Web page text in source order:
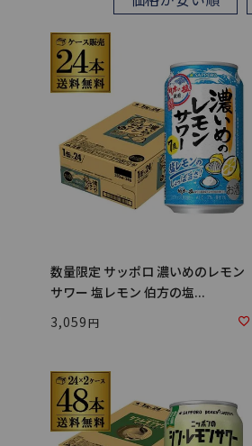
数量限定 サッポロ 濃いめのレモン
サワー 塩レモン 伯方の塩...
3,059